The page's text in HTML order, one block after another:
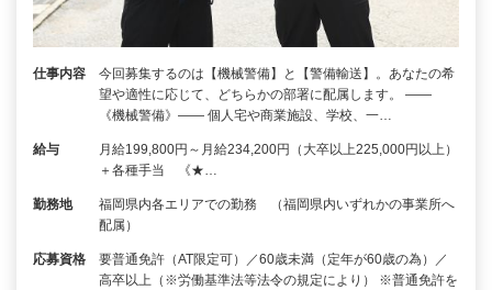
仕事内容
今回募集するのは【機械警備】と【警備輸送】。あなたの希
望や適性に応じて、どちらかの部署に配属します。 ――
《機械警備》―― 個人宅や商業施設、学校、一…
給与
月給199,800円～月給234,200円（大卒以上225,000円以上）
＋各種手当 《★…
勤務地
福岡県内各エリアでの勤務 （福岡県内いずれかの事業所へ
配属）
応募資格
要普通免許（AT限定可）／60歳未満（定年が60歳の為）／
高卒以上（※労働基準法等法令の規定により） ※普通免許を